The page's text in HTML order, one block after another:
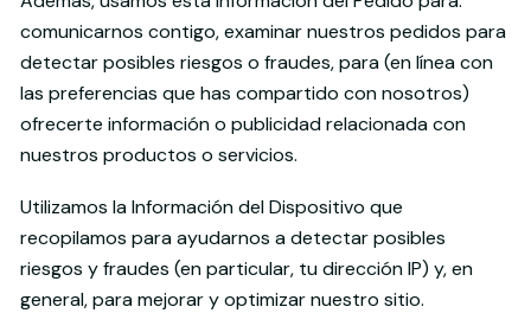
comunicarnos contigo, examinar nuestros pedidos para
detectar posibles riesgos o fraudes, para (en línea con
las preferencias que has compartido con nosotros)
ofrecerte información o publicidad relacionada con
nuestros productos o servicios.
Utilizamos la Información del Dispositivo que
recopilamos para ayudarnos a detectar posibles
riesgos y fraudes (en particular, tu dirección IP) y, en
general, para mejorar y optimizar nuestro sitio.